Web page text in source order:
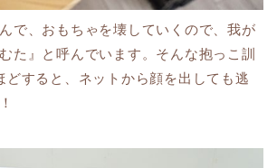
で、おもちゃを壊していくので、我が
た』と呼んでいます。そんな抱っこ訓
どすると、ネットから顔を出しても逃